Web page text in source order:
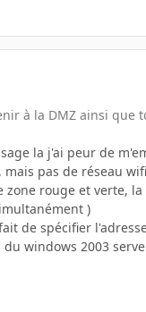
à la DMZ ainsi que
la j'ai peur de
pas de réseau
rouge et verte,
)
de spécifier
windows 2003